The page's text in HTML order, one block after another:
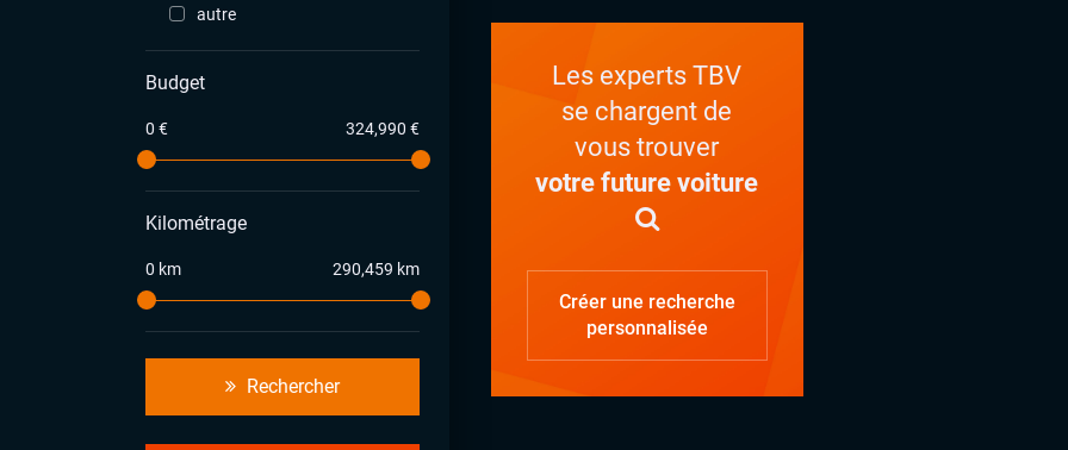
autre
Budget
0 € 324,990 €
Kilométrage
0 km 290,459 km
Rechercher
Les experts TBV
se chargent de
vous trouver
votre future voiture
Créer une recherche
personnalisée